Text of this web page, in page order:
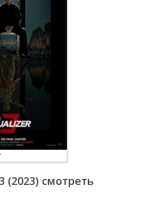
(2023) смотреть